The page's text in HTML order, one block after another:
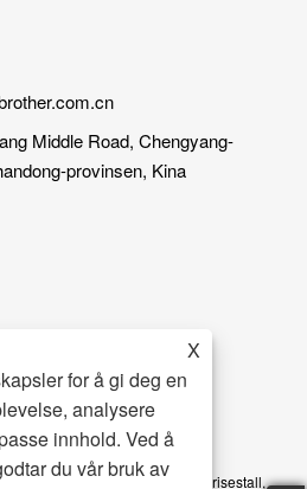
Middle Road, Chengyang-
provinsen, Kina
Brother Machinery Co.,Ltd. - Grisestall,
X
for å gi deg en
analysere
innhold. Ved å
du vår bruk av